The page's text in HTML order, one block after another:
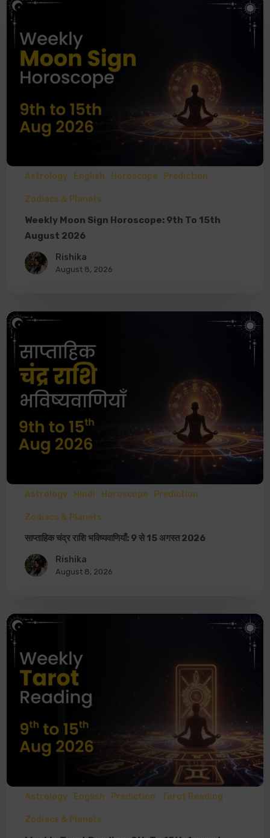
Astrology English Horoscope Prediction
Zodiacs & Planets
Weekly Moon Sign Horoscope: 9th To 15th
August 2026
Rishika
August 8, 2026
Astrology Hindi Horoscope Prediction
Zodiacs & Planets
साप्ताहिक चंद्र राशि भविष्यवाणियाँ: 9 से 15 अगस्त 2026
Rishika
August 8, 2026
Astrology English Prediction Tarot Reading
Zodiacs & Planets